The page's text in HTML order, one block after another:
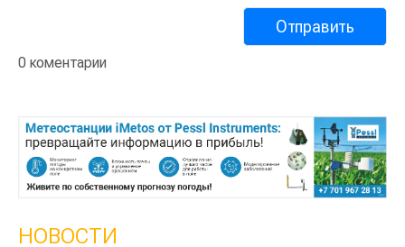
0 коментарии
НОВОСТИ